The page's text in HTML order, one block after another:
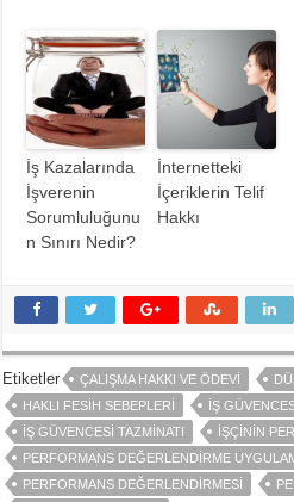
İş Kazalarında
İşverenin
Sorumluluğunu
n Sınırı Nedir?
İnternetteki
İçeriklerin Telif
Hakkı
Etiketler ÇALIŞMA HAKKI VE ÖDEVI
HAKLI FESIH SEBEPLERI
İŞ
İŞ GÜVENCESI TAZMINATI
İŞÇININ
PERFORMANS DEĞERLENDIRME
PERFORMANS DEĞERLENDIRMESI